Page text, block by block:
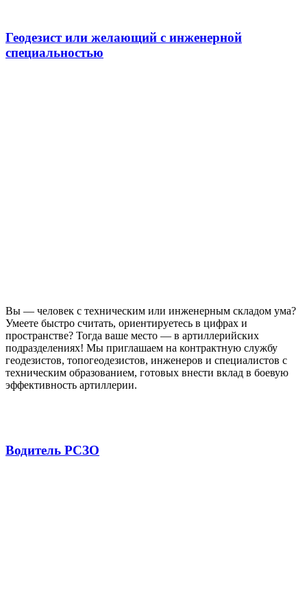
Геодезист или желающий с инженерной
специальностью
Вы — человек с техническим или инженерным складом ума?
Умеете быстро считать, ориентируетесь в цифрах и
пространстве? Тогда ваше место — в артиллерийских
подразделениях! Мы приглашаем на контрактную службу
геодезистов, топогеодезистов, инженеров и специалистов с
техническим образованием, готовых внести вклад в боевую
эффективность артиллерии.
Водитель РСЗО